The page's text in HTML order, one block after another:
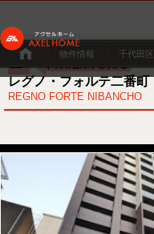
物件情報 千代田区
レグノ・フォルテ二番町
REGNO FORTE NIBANCHO